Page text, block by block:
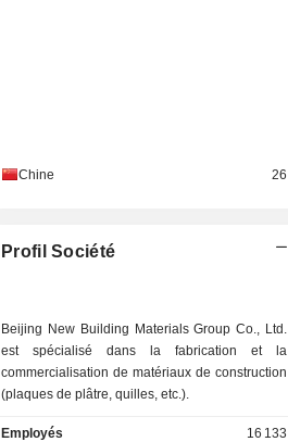
Chine 26
Profil Société
Beijing New Building Materials Group Co., Ltd.
est spécialisé dans la fabrication et la
commercialisation de matériaux de construction
(plaques de plâtre, quilles, etc.).
Employés 16 133